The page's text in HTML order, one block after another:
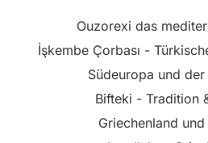
Ouzorexi das
İşkembe Çorbası -
Südeuropa und
Bifteki - Tradition
Griechenland